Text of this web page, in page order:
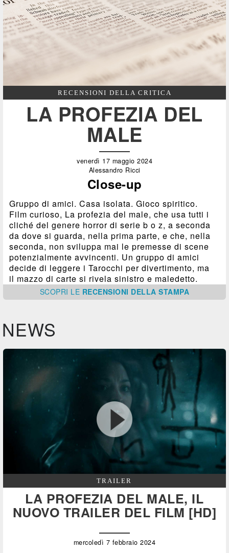
RECENSIONI DELLA CRITICA
LA PROFEZIA DEL
MALE
venerdì 17 maggio 2024
Alessandro Ricci
Close-up
Gruppo di amici. Casa isolata. Gioco spiritico.
Film curioso, La profezia del male, che usa tutti i
cliché del genere horror di serie b o z, a seconda
da dove si guarda, nella prima parte, e che, nella
seconda, non sviluppa mai le premesse di scene
potenzialmente avvincenti. Un gruppo di amici
decide di leggere i Tarocchi per divertimento, ma
il mazzo di carte si rivela sinistro e maledetto.
SCOPRI LE RECENSIONI DELLA STAMPA
NEWS
TRAILER
LA PROFEZIA DEL MALE, IL
NUOVO TRAILER DEL FILM [HD]
mercoledì 7 febbraio 2024